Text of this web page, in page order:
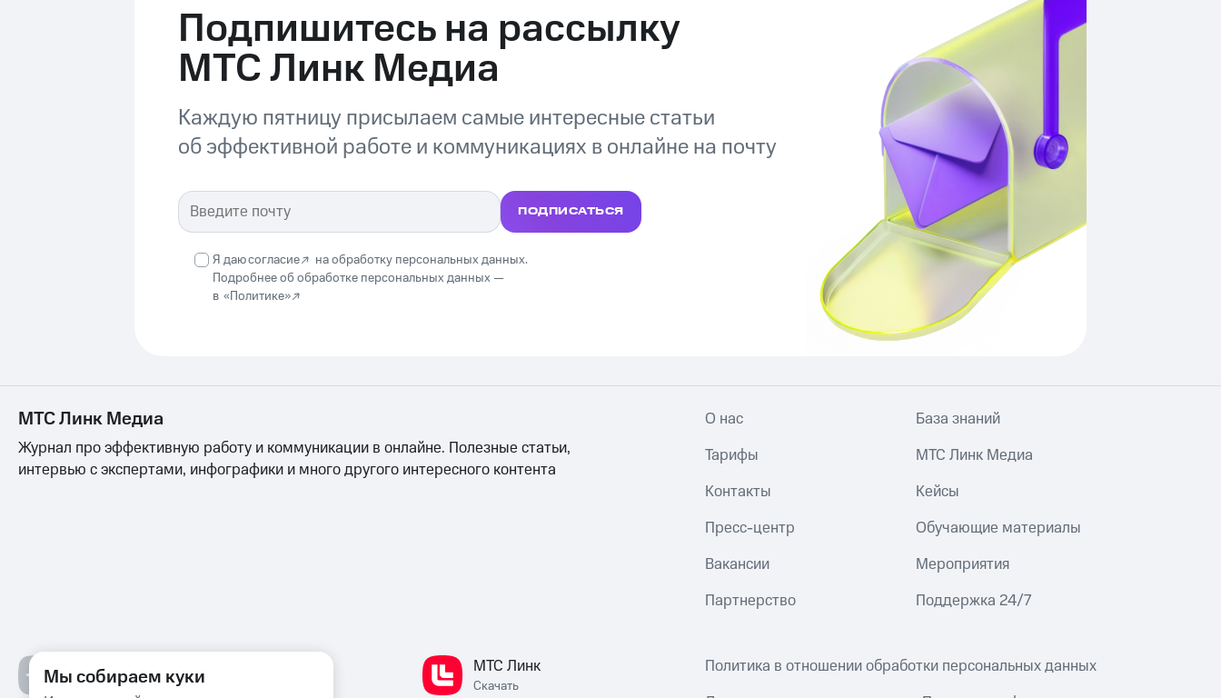
Мы собираем куки
Подпишитесь на рассылку
МТС Линк Медиа
Каждую пятницу присылаем самые интересные статьи
об эффективной работе и коммуникациях в онлайне на почту
ПОДПИСАТЬСЯ
Я даюсогласие
на обработку персональных данных.
Подробнее об обработке персональных данных —
в «Политике»
МТС Линк Медиа
Журнал про эффективную работу и коммуникации в онлайне. Полезные статьи,
интервью с экспертами, инфографики и много другого интересного контента
О нас
Тарифы
Контакты
Пресс-центр
Вакансии
Партнерство
База знаний
МТС Линк Медиа
Кейсы
Обучающие материалы
Мероприятия
Поддержка 24/7
МТС Линк
Скачать
Политика в отношении обработки персональных данных